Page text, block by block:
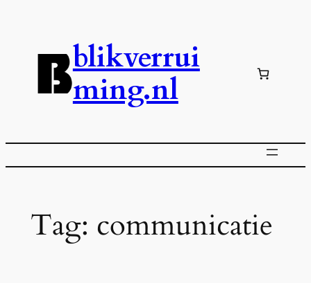
blikverrui
ming.nl
Tag: communicatie